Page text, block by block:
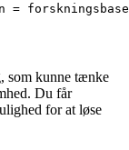
=
som kunne tænke
Du får
for at løse